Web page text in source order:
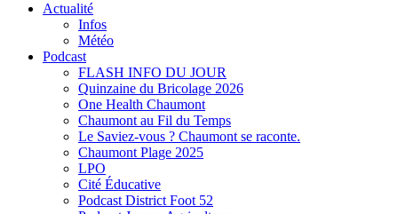
Actualité
Infos
Météo
Podcast
FLASH INFO DU JOUR
Quinzaine du Bricolage 2026
One Health Chaumont
Chaumont au Fil du Temps
Le Saviez-vous ? Chaumont se raconte.
Chaumont Plage 2025
LPO
Cité Éducative
Podcast District Foot 52